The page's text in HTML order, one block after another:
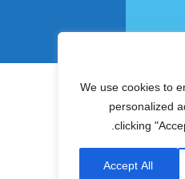
We use cookies to
personalized
clicking
Accept All